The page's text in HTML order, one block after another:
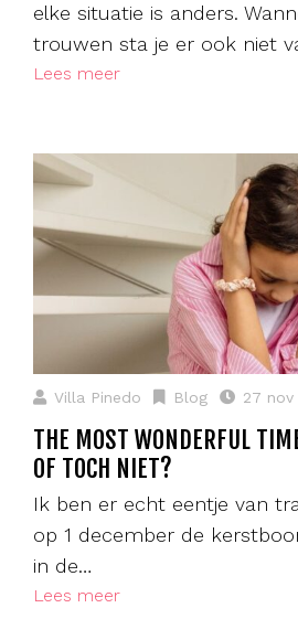
elke situatie is anders.
trouwen sta je er ook niet
Lees meer
Villa Pinedo Blog 27 nov
THE MOST WONDERFUL
OF TOCH NIET?
Ik ben er echt eentje van
op 1 december de
in de…
Lees meer